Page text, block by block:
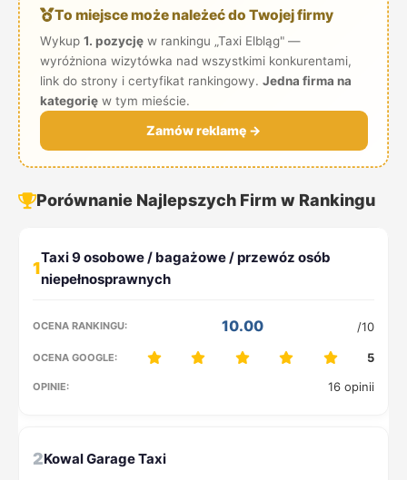
To miejsce może należeć do Twojej firmy
Wykup 1. pozycjęw rankingu „Taxi Elbląg" —
wyróżniona wizytówka nad wszystkimi konkurentami,
link do strony i certyfikat rankingowy. Jedna firma na
kategorięw tym mieście.
Zamów reklamę →
Porównanie Najlepszych Firm w Rankingu
1
10.00 /10
5
16 opinii
2